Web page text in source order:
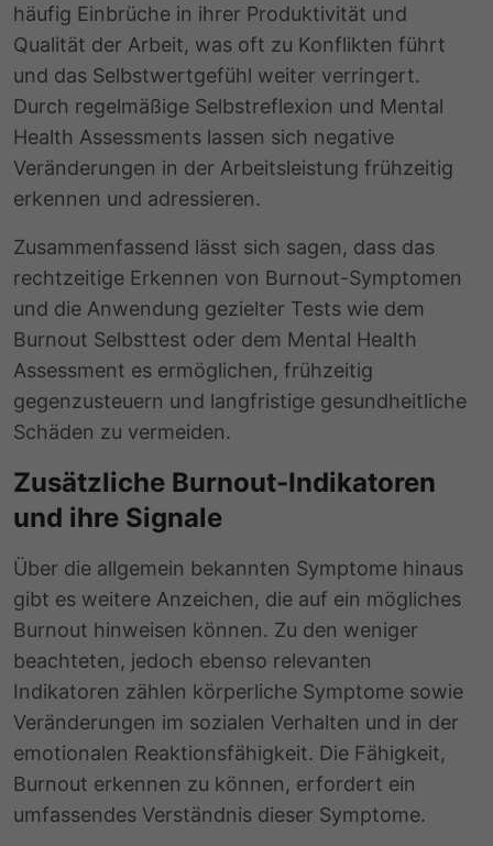
häufig Einbrüche in ihrer Produktivität und
Qualität der Arbeit, was oft zu Konflikten führt
und das Selbstwertgefühl weiter verringert.
Durch regelmäßige Selbstreflexion und Mental
Health Assessments lassen sich negative
Veränderungen in der Arbeitsleistung frühzeitig
erkennen und adressieren.
Zusammenfassend lässt sich sagen, dass das
rechtzeitige Erkennen von Burnout-Symptomen
und die Anwendung gezielter Tests wie dem
Burnout Selbsttest oder dem Mental Health
Assessment es ermöglichen, frühzeitig
gegenzusteuern und langfristige gesundheitliche
Schäden zu vermeiden.
Zusätzliche Burnout-Indikatoren
und ihre Signale
Über die allgemein bekannten Symptome hinaus
gibt es weitere Anzeichen, die auf ein mögliches
Burnout hinweisen können. Zu den weniger
beachteten, jedoch ebenso relevanten
Indikatoren zählen körperliche Symptome sowie
Veränderungen im sozialen Verhalten und in der
emotionalen Reaktionsfähigkeit. Die Fähigkeit,
Burnout erkennen zu können, erfordert ein
umfassendes Verständnis dieser Symptome.